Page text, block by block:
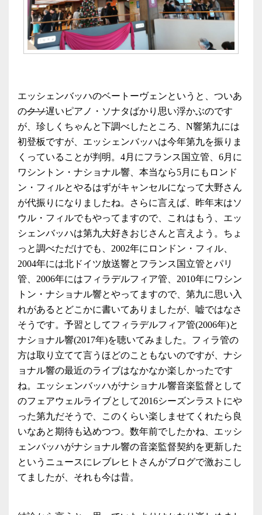
エッシェンバッハのベートーヴェンというと、ついあ
のクソ遅いピアノ・ソナタばかり思い浮かぶのです
が、珍しくちゃんと下調べしたところ、N響第九には
初登板ですが、エッシェンバッハは今年第九を振りま
くっていることが判明。4月にフランス国立管、6月に
ワシントン・ナショナル響、本当なら5月にもロンド
ン・フィルとやるはずがキャンセルになって大野さん
が代振りになりましたね。さらに言えば、昨年末はソ
ウル・フィルでもやってますので、これはもう、エッ
シェンバッハは第九大好きおじさんと言えよう。ちょ
っと調べただけでも、2002年にロンドン・フィル、
2004年には北ドイツ放送響とフランス国立管とパリ
管、2006年にはフィラデルフィア管、2010年にワシン
トン・ナショナル響とやってますので、第九に思い入
れがあるとどこかに書いてありましたが、嘘ではなさ
そうです。予習としてフィラデルフィア管(2006年)と
ナショナル響(2017年)を聴いてみました。フィラ管の
方は取り立てて言うほどのこともないのですが、ナシ
ョナル響の最近のライブはなかなか楽しかったです
ね。エッシェンバッハがナショナル響音楽監督として
のフェアウェルライブとして2016シーズンラストにや
った第九だそうで、このくらい楽しませてくれたら良
いなあと期待も込めつつ。数年前でしたかね、エッシ
ェンバッハがナショナル響の音楽監督契約を更新した
というニュースにレブレヒトさんがブログで激おこし
てましたが、それも今は昔。